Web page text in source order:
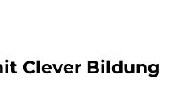
Clever Bildung